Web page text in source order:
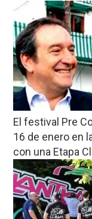
El festival Pre
16 de enero en
con una Etapa